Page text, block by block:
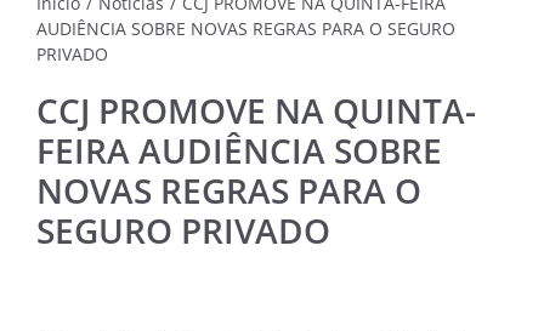
AUDIÊNCIA SOBRE NOVAS REGRAS PARA O SEGURO
PRIVADO
CCJ PROMOVE NA QUINTA-
FEIRA AUDIÊNCIA SOBRE
NOVAS REGRAS PARA O
SEGURO PRIVADO